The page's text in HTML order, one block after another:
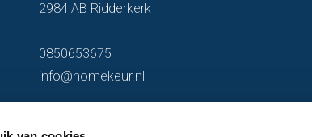
2984 AB Ridderkerk
0850653675
info@homekeur.nl